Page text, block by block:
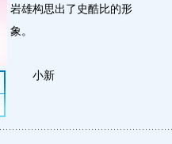
岩雄构思出了史酷比的形
象。
小新